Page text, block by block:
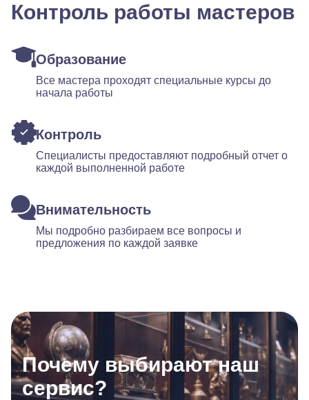
Контроль работы мастеров
Образование
Все мастера проходят специальные курсы до
начала работы
Контроль
Специалисты предоставляют подробный отчет о
каждой выполненной работе
Внимательность
Мы подробно разбираем все вопросы и
предложения по каждой заявке
Почему выбирают наш
сервис?